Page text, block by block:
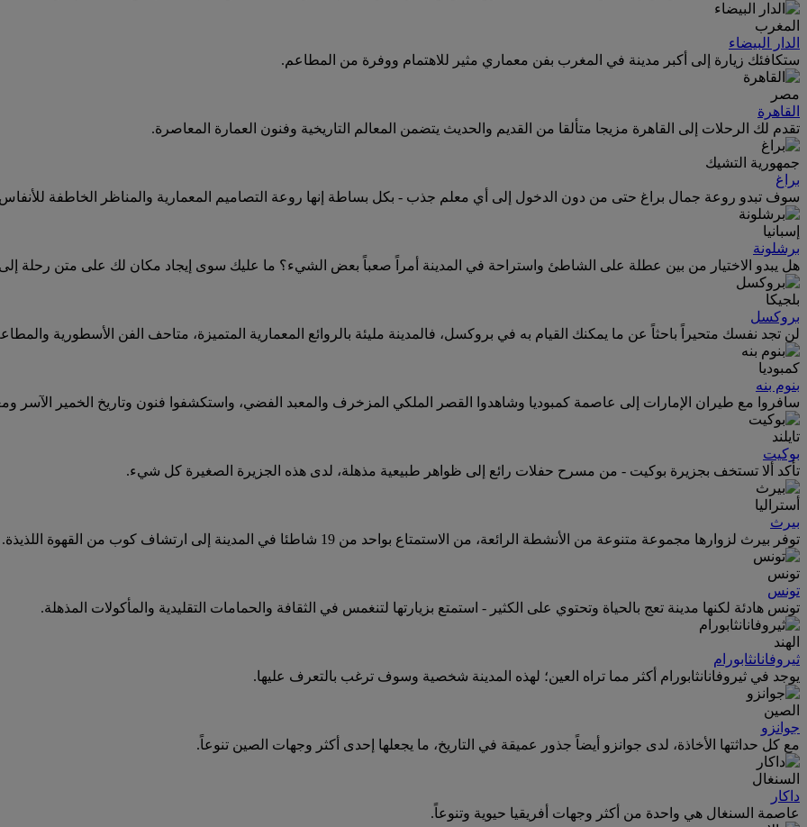
المغرب
الدار البيضاء
ستكافئك زيارة إلى أكبر مدينة في المغرب بفن معماري مثير للاهتمام ووفرة من المطاعم.
مصر
القاهرة
تقدم لك الرحلات إلى القاهرة مزيجا متألقا من القديم والحديث يتضمن المعالم التاريخية وفنون العمارة المعاصرة.
جمهورية التشيك
براغ
سوف تبدو روعة جمال براغ حتى من دون الدخول إلى أي معلم جذب - بكل بساطة إنها روعة التصاميم المعمارية والمناظر الخاطفة
إسبانيا
برشلونة
هل يبدو الاختيار من بين عطلة على الشاطئ واستراحة في المدينة أمراً صعباً بعض الشيء؟ ما عليك سوى إيجاد مكان لك على متن رحلة إلى
بلجيكا
بروكسل
لن تجد نفسك متحيراً باحثاً عن ما يمكنك القيام به في بروكسل، فالمدينة مليئة بالروائع المعمارية المتميزة، متاحف الفن الأسطورية
كمبوديا
بنوم بنه
سافروا مع طيران الإمارات إلى عاصمة كمبوديا وشاهدوا القصر الملكي المزخرف والمعبد الفضي، واستكشفوا فنون وتاريخ الخمير الآسر
تايلند
بوكيت
تأكد ألا تستخف بجزيرة بوكيت - من مسرح حفلات رائع إلى ظواهر طبيعية مذهلة، لدى هذه الجزيرة الصغيرة كل شيء.
أستراليا
بيرث
توفر بيرث لزوارها مجموعة متنوعة من الأنشطة الرائعة، من الاستمتاع بواحد من 19 شاطئا في المدينة إلى ارتشاف كوب من القهوة اللذيذة.
تونس
تونس
تونس هادئة لكنها مدينة تعج بالحياة وتحتوي على الكثير - استمتع بزيارتها لتنغمس في الثقافة والحمامات التقليدية والمأكولات المذهلة.
الهند
ثيروفانانثابورام
يوجد في ثيروفانانثابورام أكثر مما تراه العين؛ لهذه المدينة شخصية وسوف ترغب بالتعرف عليها.
الصين
جوانزو
مع كل حداثتها الأخاذة، لدى جوانزو أيضاً جذور عميقة في التاريخ، ما يجعلها إحدى أكثر وجهات الصين تنوعاً.
السنغال
داكار
عاصمة السنغال هي واحدة من أكثر وجهات أفريقيا حيوية وتنوعاً.